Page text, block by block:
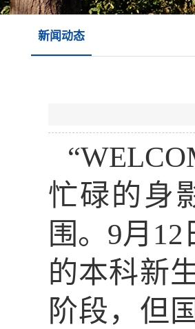
新闻动态
忙碌的身
围。9月
的本科新
阶段，但